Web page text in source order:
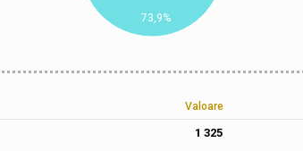
73,9%
Valoare
1 325